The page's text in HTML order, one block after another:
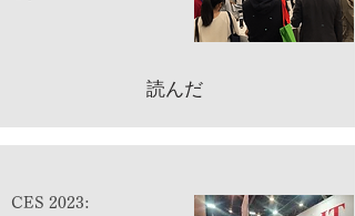
読んだ
CES 2023: